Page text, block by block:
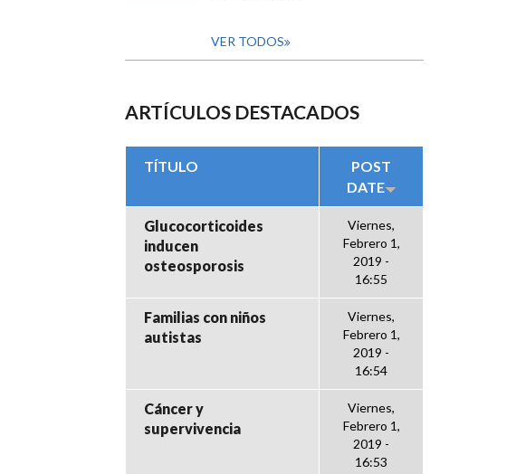
VER TODOS
ARTÍCULOS DESTACADOS
TÍTULO
POST
DATE
Glucocorticoides
inducen
osteosporosis
Viernes,
Febrero 1,
2019 -
16:55
Familias con niños
autistas
Viernes,
Febrero 1,
2019 -
16:54
Cáncer y
supervivencia
Viernes,
Febrero 1,
2019 -
16:53